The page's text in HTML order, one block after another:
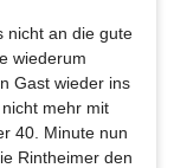
nicht an die gute
wiederum
Gast wieder ins
mehr mit
40. Minute nun
Rintheimer den